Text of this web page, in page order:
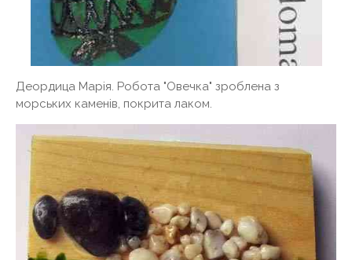
Деордица Марія. Робота "Овечка" зроблена з
морських каменів, покрита лаком.